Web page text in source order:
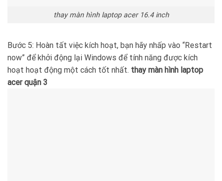
thay màn hình laptop acer 16.4 inch
Bước 5: Hoàn tất việc kích hoạt, bạn hãy nhấp vào “Restart
now” để khởi động lại Windows để tính năng được kích
hoạt hoạt động một cách tốt nhất. thay màn hình laptop
acer quận 3